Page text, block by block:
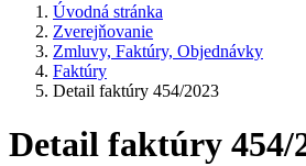
Úvodná stránka
Zverejňovanie
Zmluvy, Faktúry, Objednávky
Faktúry
Detail faktúry 454/2023
Detail faktúry 454/